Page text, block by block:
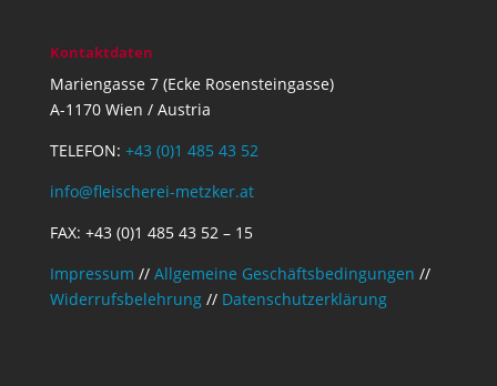
Kontaktdaten
Mariengasse 7 (Ecke Rosensteingasse)
A-1170 Wien / Austria
TELEFON: +43 (0)1 485 43 52
info@fleischerei-metzker.at
FAX: +43 (0)1 485 43 52 – 15
Impressum // Allgemeine Geschäftsbedingungen //
Widerrufsbelehrung// Datenschutzerklärung